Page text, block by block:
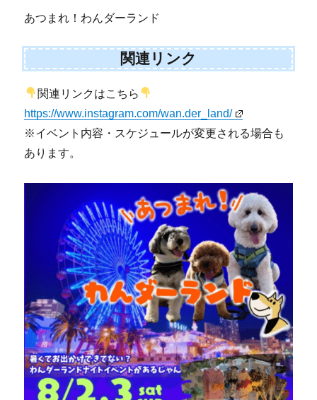
あつまれ！わんダーランド
関連リンク
関連リンクはこちら
https://www.instagram.com/wan.der_land/
※イベント内容・スケジュールが変更される場合も
あります。